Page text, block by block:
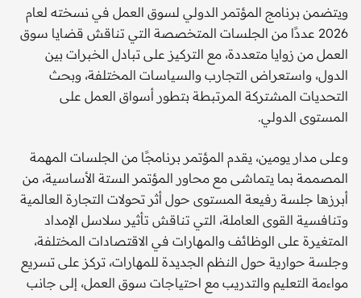
ويتضمن برنامج المؤتمر الدولي لسوق العمل في نسخته لعام
2026 عددًا من الجلسات المتخصصة التي تناقش قضايا سوق
العمل من زوايا متعددة، مع التركيز على تبادل الخبرات بين
الدول، واستعراض التجارب والسياسات المختلفة، وبحث
التحديات المشتركة المرتبطة بتطور أسواق العمل على
المستوى الدولي.
وعلى مدار يومين، يقدم المؤتمر برنامجًا من الجلسات المهمة
المصممة بما يتماشى مع محاور المؤتمر الستة الأساسية، من
أبرزها جلسة رفيعة المستوى حول أثر تحولات التجارة العالمية
وتنافسية القوى العاملة، التي تناقش تأثير سلاسل الإمداد
المتغيرة على الوظائف والمهارات في الاقتصادات المختلفة،
وجلسة حوارية حول النظم الجديدة للمهارات، تركز على تسريع
مواءمة التعليم والتدريب مع احتياجات سوق العمل، إلى جانب